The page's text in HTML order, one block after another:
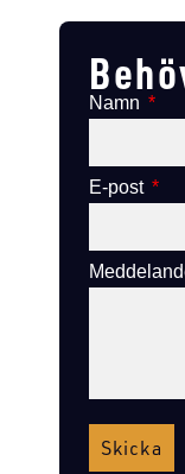
Namn
E-post
Skicka